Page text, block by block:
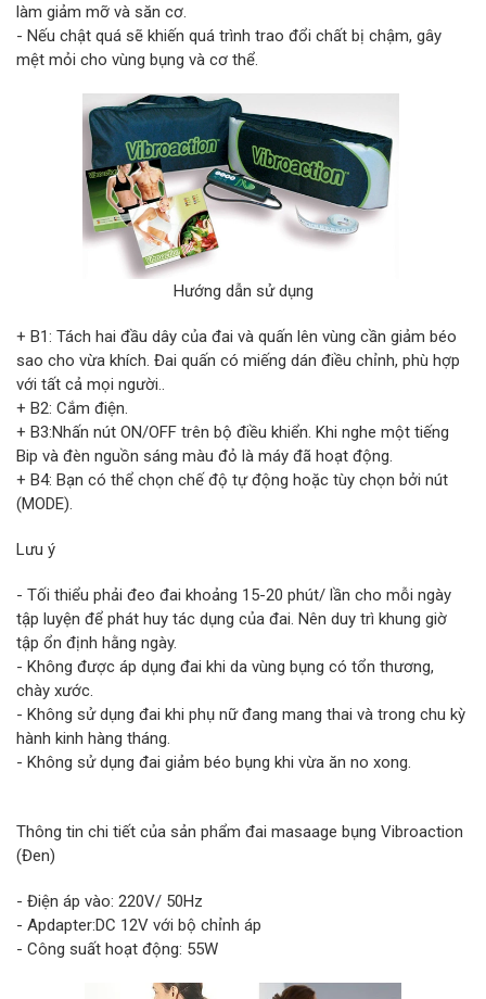
làm giảm mỡ và săn cơ.
- Nếu chật quá sẽ khiến quá trình trao đổi chất bị chậm, gây
mệt mỏi cho vùng bụng và cơ thể.
Hướng dẫn sử dụng
+ B1: Tách hai đầu dây của đai và quấn lên vùng cần giảm béo
sao cho vừa khích. Đai quấn có miếng dán điều chỉnh, phù hợp
với tất cả mọi người..
+ B2: Cắm điện.
+ B3:Nhấn nút ON/OFF trên bộ điều khiển. Khi nghe một tiếng
Bip và đèn nguồn sáng màu đỏ là máy đã hoạt động.
+ B4: Bạn có thể chọn chế độ tự động hoặc tùy chọn bởi nút
(MODE).
Lưu ý
- Tối thiểu phải đeo đai khoảng 15-20 phút/ lần cho mỗi ngày
tập luyện để phát huy tác dụng của đai. Nên duy trì khung giờ
tập ổn định hằng ngày.
- Không được áp dụng đai khi da vùng bụng có tổn thương,
chày xước.
- Không sử dụng đai khi phụ nữ đang mang thai và trong chu kỳ
hành kinh hàng tháng.
- Không sử dụng đai giảm béo bụng khi vừa ăn no xong.
Thông tin chi tiết của sản phẩm đai masaage bụng Vibroaction
(Đen)
- Điện áp vào: 220V/ 50Hz
- Apdapter:DC 12V với bộ chỉnh áp
- Công suất hoạt động: 55W